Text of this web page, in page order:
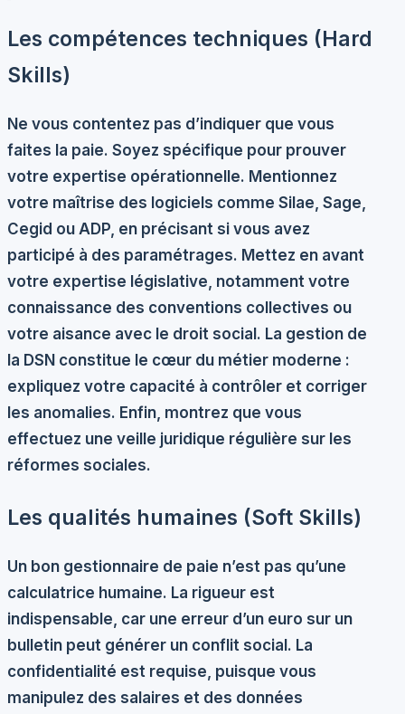
Les compétences techniques (Hard
Skills)
Ne vous contentez pas d’indiquer que vous
faites la paie. Soyez spécifique pour prouver
votre expertise opérationnelle. Mentionnez
votre maîtrise des logiciels comme Silae, Sage,
Cegid ou ADP, en précisant si vous avez
participé à des paramétrages. Mettez en avant
votre expertise législative, notamment votre
connaissance des conventions collectives ou
votre aisance avec le droit social. La gestion de
la DSN constitue le cœur du métier moderne :
expliquez votre capacité à contrôler et corriger
les anomalies. Enfin, montrez que vous
effectuez une veille juridique régulière sur les
réformes sociales.
Les qualités humaines (Soft Skills)
Un bon gestionnaire de paie n’est pas qu’une
calculatrice humaine. La rigueur est
indispensable, car une erreur d’un euro sur un
bulletin peut générer un conflit social. La
confidentialité est requise, puisque vous
manipulez des salaires et des données